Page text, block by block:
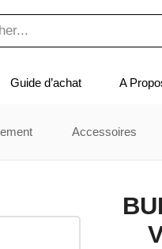
Guide d’achat A
Accessoires